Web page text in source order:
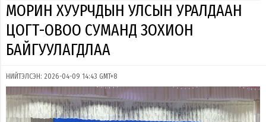
МОРИН ХУУРЧДЫН УЛСЫН УРАЛДААН
ЦОГТ-ОВОО СУМАНД ЗОХИОН
БАЙГУУЛАГДЛАА
НИЙТЭЛСЭН: 2026-04-09 14:43 GMT+8